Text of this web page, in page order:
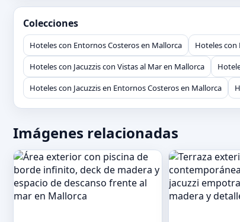
Colecciones
Hoteles con Entornos Costeros en Mallorca Hoteles con
Hoteles con Jacuzzis con Vistas al Mar en Mallorca
Hoteles con Jacuzzis en Entornos Costeros en Mallorca
Imágenes relacionadas